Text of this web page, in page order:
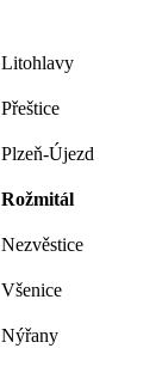
Litohlavy
Přeštice
Plzeň-Újezd
Rožmitál
Nezvěstice
Všenice
Nýřany